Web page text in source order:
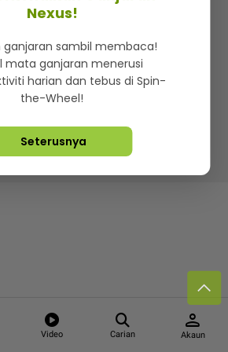
Video Carian
person
Akaun
Iklan di SMG360
& Syarat Dasar Privasi
Lebih hot, viral dan sensasi
©2026. Star Media Group Berhad
Nexus!
ganjaran sambil membaca!
mata ganjaran menerusi
harian dan tebus di Spin-
the-Wheel!
Seterusnya